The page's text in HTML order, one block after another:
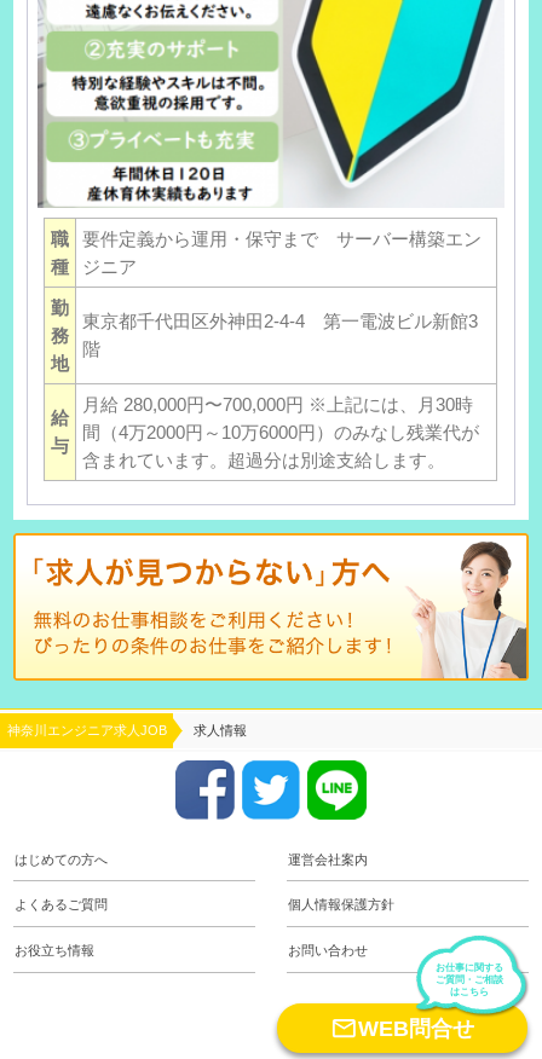
職
種
要件定義から運用・保守まで サーバー構築エン
ジニア
勤
務
地
東京都千代田区外神田2-4-4 第一電波ビル新館3
階
給
与
月給 280,000円〜700,000円 ※上記には、月30時
間（4万2000円～10万6000円）のみなし残業代が
含まれています。超過分は別途支給します。
神奈川エンジニア求人JOB 求人情報
はじめての方へ 運営会社案内
よくあるご質問 個人情報保護方針
お役立ち情報 お問い合わせ
お仕事に関する
ご質問・ご相談
はこちら
WEB問合せ